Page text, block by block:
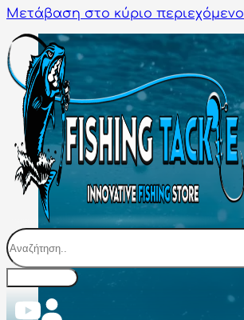
Μετάβαση στο κύριο περιεχόμενο
Αναζήτηση